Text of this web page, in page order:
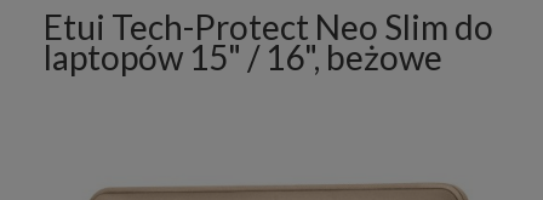
Etui Tech-Protect Neo Slim do
laptopów 15" / 16", beżowe